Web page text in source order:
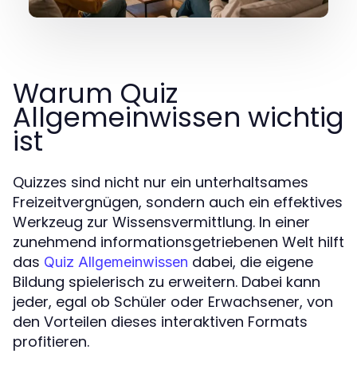
Warum Quiz
Allgemeinwissen wichtig
ist
Quizzes sind nicht nur ein unterhaltsames
Freizeitvergnügen, sondern auch ein effektives
Werkzeug zur Wissensvermittlung. In einer
zunehmend informationsgetriebenen Welt hilft
das Quiz Allgemeinwissen dabei, die eigene
Bildung spielerisch zu erweitern. Dabei kann
jeder, egal ob Schüler oder Erwachsener, von
den Vorteilen dieses interaktiven Formats
profitieren.